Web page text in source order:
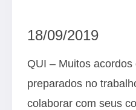
18/09/2019
QUI – Muitos
preparados no
colaborar com seus